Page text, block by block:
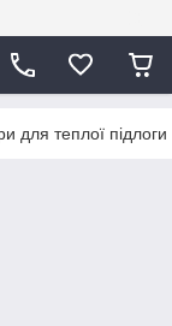
для теплої